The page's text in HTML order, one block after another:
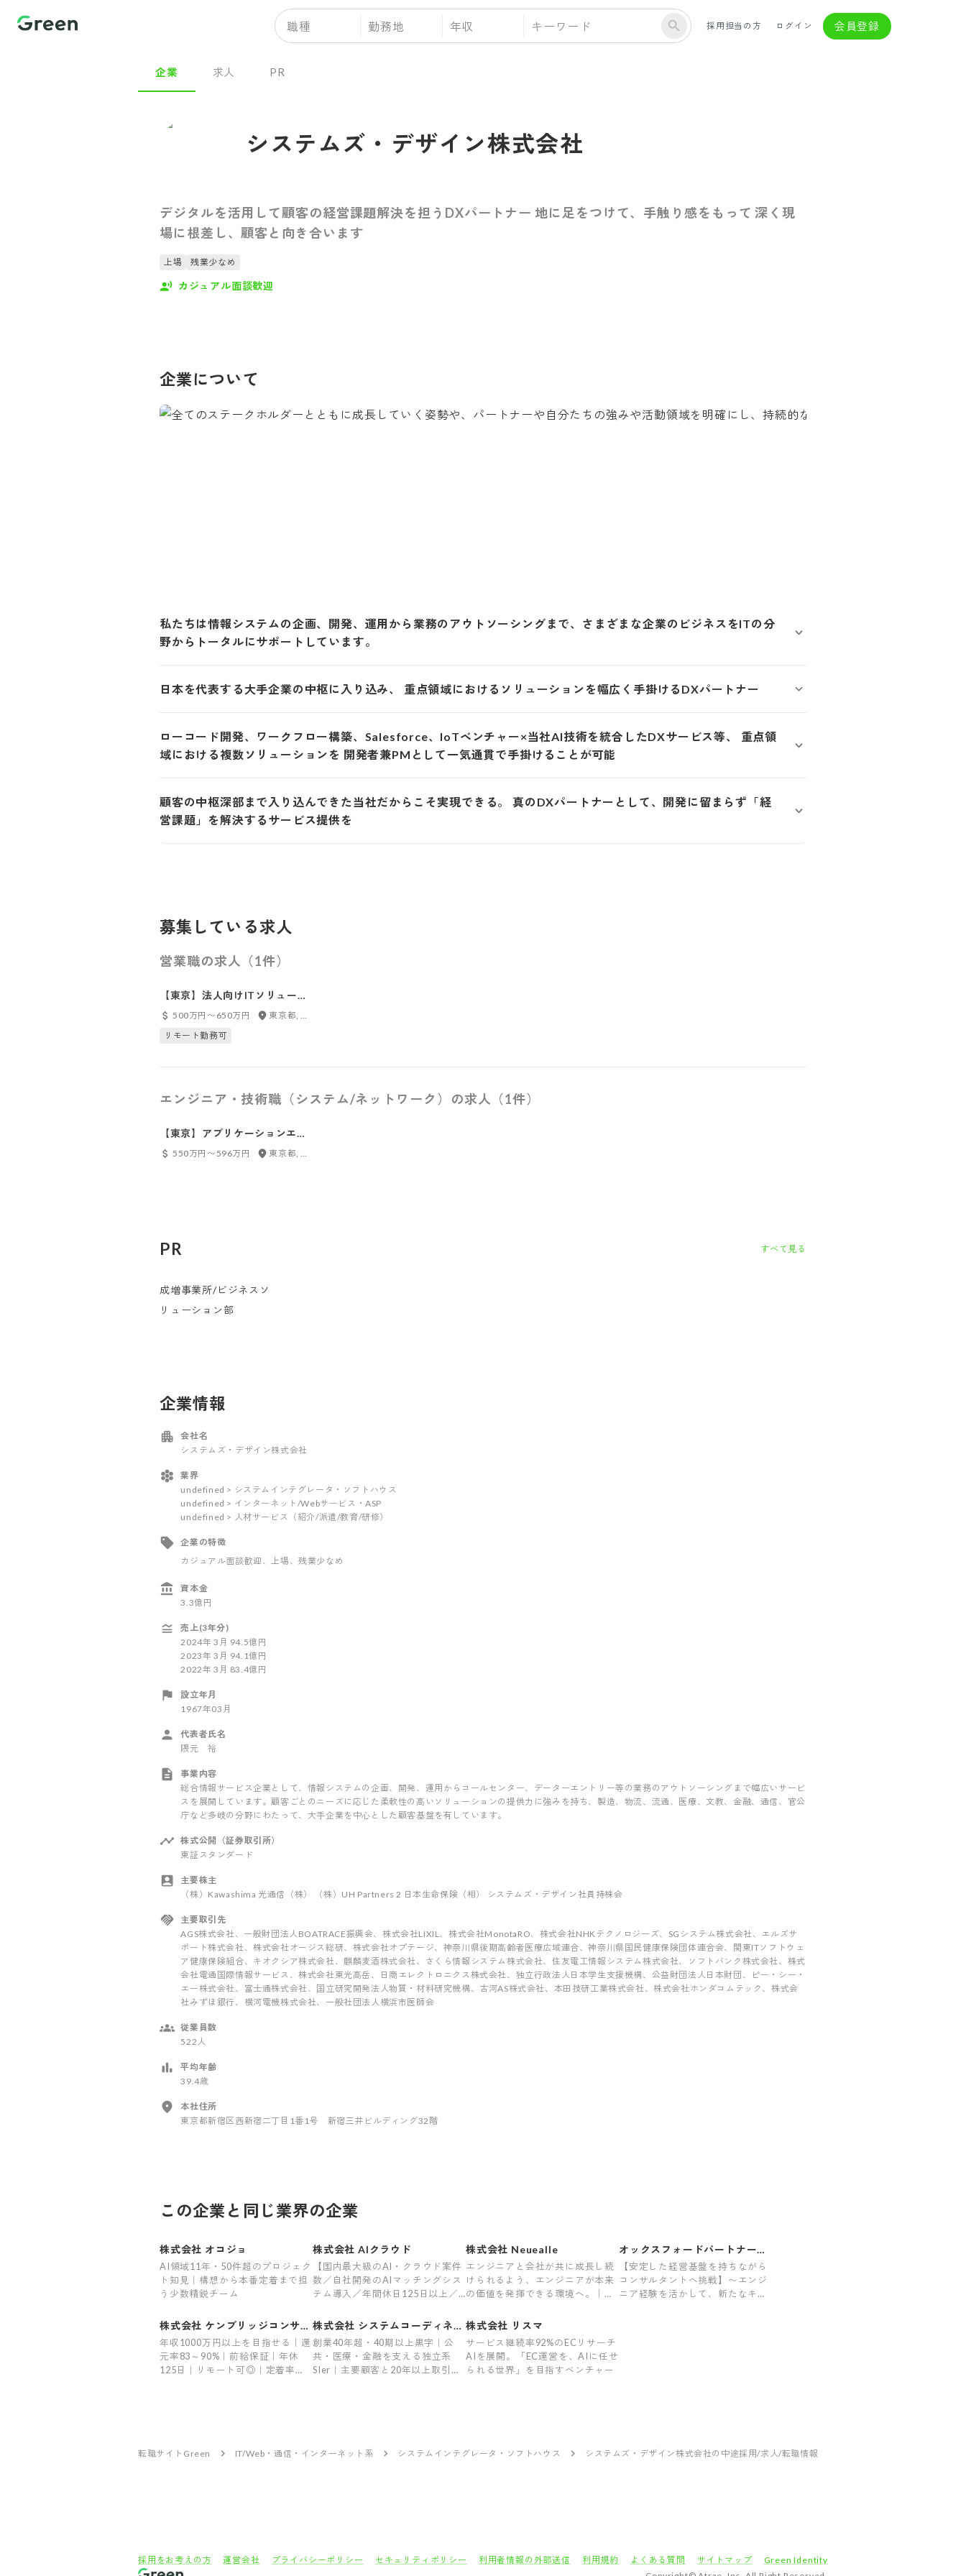
職種 勤務地 年収 採用担当の方 ログイン 会員登録
企業 求人 PR
システムズ・デザイン株式会社
デジタルを活用して顧客の経営課題解決を担うDXパートナー 地に足をつけて、手触り感をもって 深く現
場に根差し、顧客と向き合います
上場 残業少なめ
カジュアル面談歓迎
企業について
私たちは情報システムの企画、開発、運用から業務のアウトソーシングまで、さまざまな企業のビジネスをITの分
野からトータルにサポートしています。
日本を代表する大手企業の中枢に入り込み、 重点領域におけるソリューションを幅広く手掛けるDXパートナー
ローコード開発、ワークフロー構築、Salesforce、IoTベンチャー×当社AI技術を統合したDXサービス等、 重点領
域における複数ソリューションを 開発者兼PMとして一気通貫で手掛けることが可能
顧客の中枢深部まで入り込んできた当社だからこそ実現できる。 真のDXパートナーとして、開発に留まらず「経
営課題」を解決するサービス提供を
募集している求人
営業職の求人（1件）
【東京】法人向けITソリューシ
ョン営業
500万円〜650万円
東京都, 埼玉県
リモート勤務可
エンジニア・技術職（システム/ネットワーク）の求人（1件）
【東京】アプリケーションエン
ジニアリーダー候補
550万円〜596万円 東京都, 埼玉県
PR すべて見る
成増事業所/ビジネスソ
リューション部
企業情報
会社名
システムズ・デザイン株式会社
業界
undefined > システムインテグレータ・ソフトハウス
undefined > インターネット/Webサービス・ASP
undefined > 人材サービス（紹介/派遣/教育/研修）
企業の特徴
カジュアル面談歓迎、上場 、残業少なめ
資本金
3.3億円
売上(3年分)
2024年 3 月 94.5億円
2023年 3 月 94.1億円
2022年 3 月 83.4億円
設立年月
1967年03月
代表者氏名
隈元 裕
事業内容
総合情報サービス企業として、情報システムの企画、開発、運用からコールセンター、データーエントリー等の業務のアウトソーシングまで幅広いサービ
スを展開しています。顧客ごとのニーズに応じた柔軟性の高いソリューションの提供力に強みを持ち、製造、物流、流通、医療、文教、金融、通信、官公
庁など多岐の分野にわたって、大手企業を中心とした顧客基盤を有しています。
株式公開（証券取引所）
東証スタンダード
主要株主
（株）Kawashima 光通信（株） （株）UH Partners 2 日本生命保険（相） システムズ・デザイン社員持株会
主要取引先
AGS株式会社、一般財団法人BOATRACE振興会、株式会社LIXIL、株式会社MonotaRO、株式会社NHKテクノロジーズ、SGシステム株式会社、エルズサ
ポート株式会社、株式会社オージス総研、株式会社オプテージ、神奈川県後期高齢者医療広域連合、神奈川県国民健康保険団体連合会、関東ITソフトウェ
ア健康保険組合、キオクシア株式会社、麒麟麦酒株式会社、さくら情報システム株式会社、住友電工情報システム株式会社、ソフトバンク株式会社、株式
会社電通国際情報サービス、株式会社東光高岳、日商エレクトロニクス株式会社、独立行政法人日本学生支援機構、公益財団法人日本財団、ピー・シー・
エー株式会社、富士通株式会社、国立研究開発法人物質・材料研究機構、古河AS株式会社、本田技研工業株式会社、株式会社ホンダコムテック、株式会
社みずほ銀行、横河電機株式会社、一般社団法人横浜市医師会
従業員数
522人
平均年齢
39.4歳
本社住所
東京都新宿区西新宿二丁目1番1号 新宿三井ビルディング32階
この企業と同じ業界の企業
株式会社 オコジョ
AI領域11年・50件超のプロジェク
ト知見｜構想から本番定着まで担
う少数精鋭チーム
株式会社 AIクラウド
【国内最大級のAI・クラウド案件
数／自社開発のAIマッチングシス
テム導入／年間休日125日以上／
制度／平均案件紹介数61件】
株式会社 Neuealle
エンジニアと会社が共に成長し続
けられるよう、エンジニアが本来
の価値を発揮できる環境へ。｜年
上流案件｜裁量大
オックスフォードパートナーズ
株式会社
【安定した経営基盤を持ちながら
コンサルタントへ挑戦】〜エンジ
ニア経験を活かして、新たなキャ
株式会社 ケンブリッジコンサル
ティング
年収1000万円以上を目指せる｜還
元率83～90%｜前給保証｜年休
125日｜リモート可◎｜定着率
株式会社 システムコーディネイ
ト
創業40年超・40期以上黒字｜公
共・医療・金融を支える独立系
SIer｜主要顧客と20年以上取引｜
株式会社 リスマ
サービス継続率92%のECリサーチ
AIを展開。「EC運営を、AIに任せ
られる世界」を目指すベンチャー
転職サイトGreen IT/Web・通信・インターネット系 システムインテグレータ・ソフトハウス システムズ・デザイン株式会社の中途採用/求人/転職情報
採用をお考えの方 運営会社 プライバシーポリシー セキュリティポリシー 利用者情報の外部送信 利用規約 よくある質問 サイトマップ
Green Identity